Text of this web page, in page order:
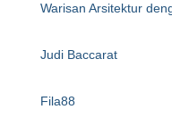
Warisan Arsitektur
Judi Baccarat
Fila88